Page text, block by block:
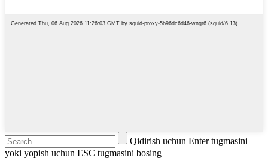
Qidirish uchun Enter tugmasini
yoki yopish uchun ESC tugmasini bosing